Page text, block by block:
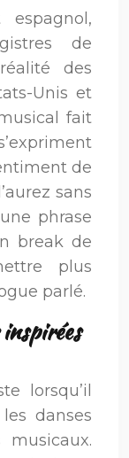
de
des
Unis et
fait
de
sans
phrase
break de
plus
parlé.
lorsqu’il
danses
musicaux.